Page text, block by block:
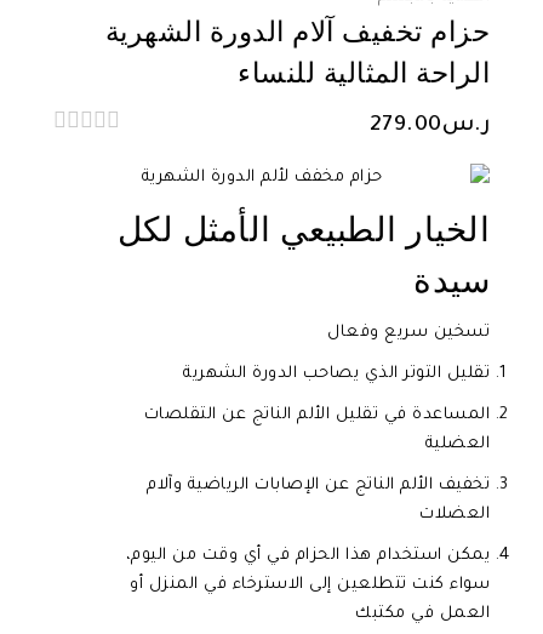
حزام تخفيف آلام الدورة الشهرية
الراحة المثالية للنساء
ر.س279.00
الخيار الطبيعي الأمثل لكل
سيدة
تسخين سريع وفعال
تقليل التوتر الذي يصاحب الدورة الشهرية
المساعدة في تقليل الألم الناتج عن التقلصات
العضلية
تخفيف الألم الناتج عن الإصابات الرياضية وآلام
العضلات
يمكن استخدام هذا الحزام في أي وقت من اليوم،
سواء كنت تتطلعين إلى الاسترخاء في المنزل أو
العمل في مكتبك